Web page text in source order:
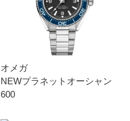
オメガ
NEWプラネットオーシャン
600